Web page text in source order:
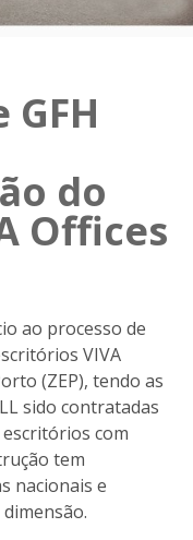
do
Offices
ao processo de
VIVA
(ZEP), tendo as
sido contratadas
escritórios com
tem
nacionais e